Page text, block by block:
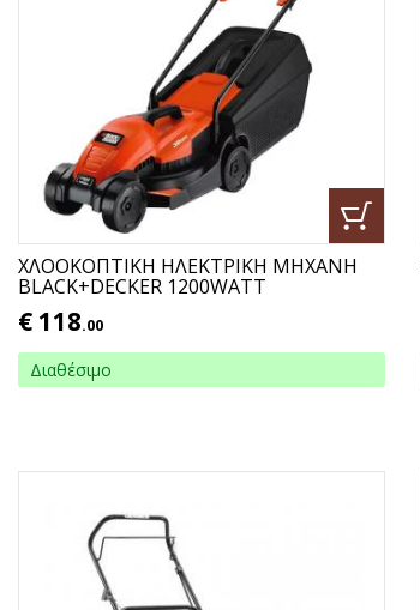
ΧΛΟΟΚΟΠΤΙΚΗ ΗΛΕΚΤΡΙΚΗ ΜΗΧΑΝΗ
BLACK+DECKER 1200WATT
€ 118.00
Διαθέσιμο